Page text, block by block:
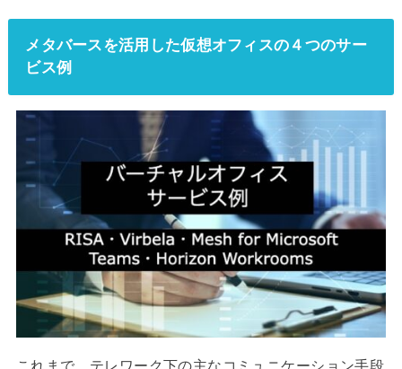
メタバースを活用した仮想オフィスの４つのサー
ビス例
これまで、テレワーク下の主なコミュニケーション手段